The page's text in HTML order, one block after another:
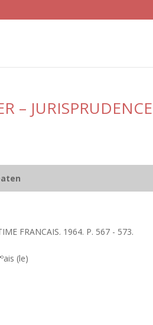
–
FRANCAIS. 1964. P. 567 - 573.
(le)